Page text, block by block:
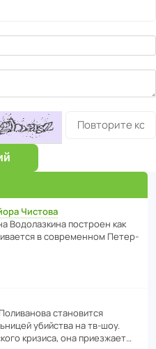
Чистова
Водо­ла­з­кина пост­роен как
в совре­менном Пете­р­
стано­вится
убийства на тв-шоу.
кризиса, она приезжает…